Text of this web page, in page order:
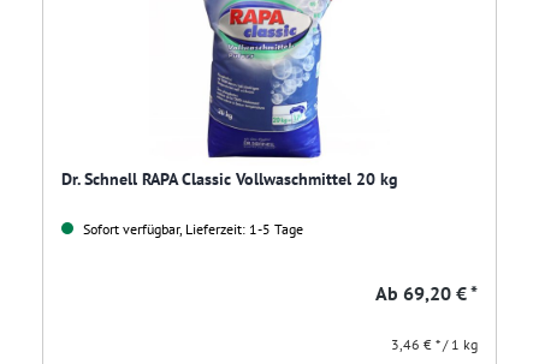
Dr. Schnell RAPA Classic Vollwaschmittel 20 kg
Sofort verfügbar, Lieferzeit: 1-5 Tage
Ab 69,20 € *
3,46 € * / 1 kg